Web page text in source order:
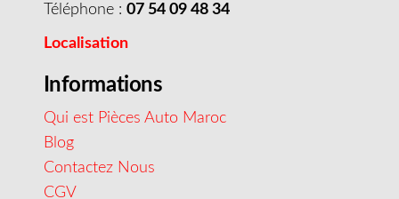
Téléphone : 07 54 09 48 34
Localisation
Informations
Qui est Pièces Auto Maroc
Blog
Contactez Nous
CGV